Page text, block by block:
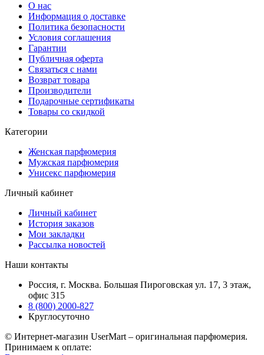
О нас
Информация о доставке
Политика безопасности
Условия соглашения
Гарантии
Публичная оферта
Связаться с нами
Возврат товара
Производители
Подарочные сертификаты
Товары со скидкой
Категории
Женская парфюмерия
Мужская парфюмерия
Унисекс парфюмерия
Личный кабинет
Личный кабинет
История заказов
Мои закладки
Рассылка новостей
Наши контакты
Россия, г. Москва. Большая Пироговская ул. 17, 3 этаж,
офис 315
8 (800) 2000-827
Круглосуточно
© Интернет-магазин UserMart – оригинальная парфюмерия.
Принимаем к оплате: